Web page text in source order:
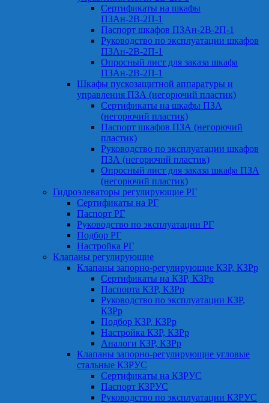
Сертификаты на шкафы
ПЗАн-2В-2П-1
Паспорт шкафов ПЗАн-2В-2П-1
Руководство по эксплуатации шкафов
ПЗАн-2В-2П-1
Опросный лист для заказа шкафа
ПЗАн-2В-2П-1
Шкафы пускозащитной аппаратуры и
управления ПЗА (негорючий пластик)
Сертификаты на шкафы ПЗА
(негорючий пластик)
Паспорт шкафов ПЗА (негорючий
пластик)
Руководство по эксплуатации шкафов
ПЗА (негорючий пластик)
Опросный лист для заказа шкафа ПЗА
(негорючий пластик)
Гидроэлеваторы регулирующие РГ
Сертификаты на РГ
Паспорт РГ
Руководство по эксплуатации РГ
Подбор РГ
Настройка РГ
Клапаны регулирующие
Клапаны запорно-регулирующие КЗР, КЗРр
Сертификаты на КЗР, КЗРр
Паспорта КЗР, КЗРр
Руководство по эксплуатации КЗР,
КЗРр
Подбор КЗР, КЗРр
Настройка КЗР, КЗРр
Аналоги КЗР, КЗРр
Клапаны запорно-регулирующие угловые
стальные КЗРУС
Сертификаты на КЗРУС
Паспорт КЗРУС
Руководство по эксплуатации КЗРУС